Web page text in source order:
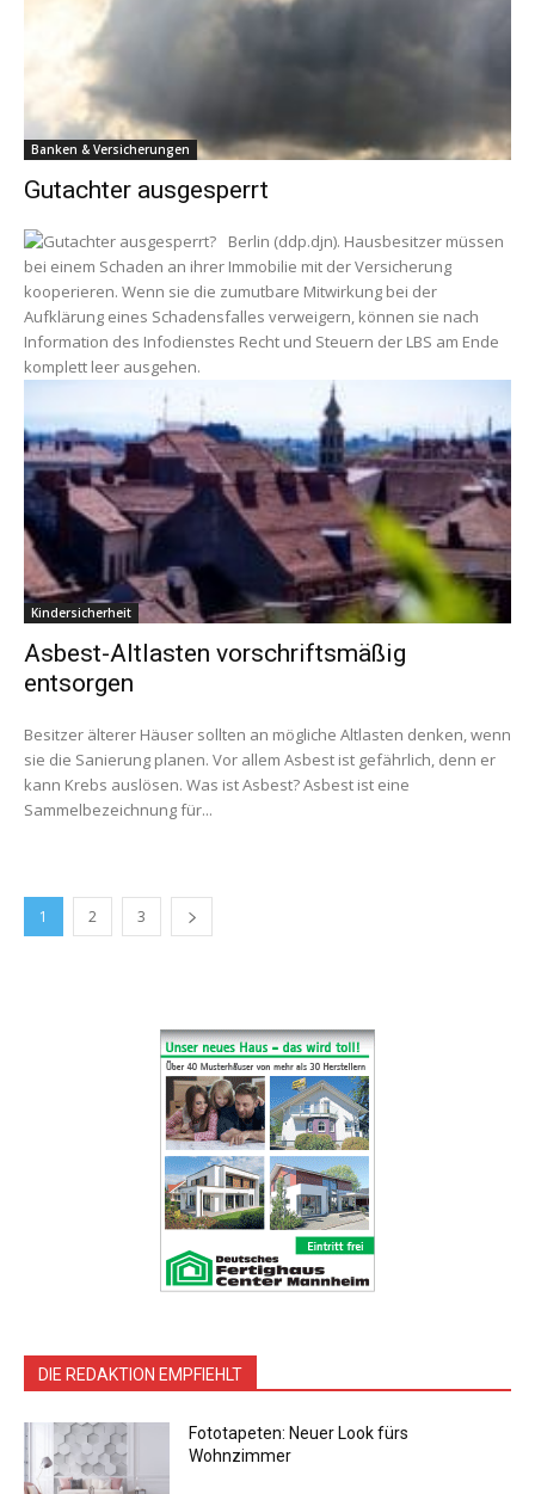
Banken & Versicherungen
Gutachter ausgesperrt
Berlin (ddp.djn). Hausbesitzer müssen
bei einem Schaden an ihrer Immobilie mit der Versicherung
kooperieren. Wenn sie die zumutbare Mitwirkung bei der
Aufklärung eines Schadensfalles verweigern, können sie nach
Information des Infodienstes Recht und Steuern der LBS am Ende
komplett leer ausgehen.
Kindersicherheit
Asbest-Altlasten vorschriftsmäßig
entsorgen
Besitzer älterer Häuser sollten an mögliche Altlasten denken, wenn
sie die Sanierung planen. Vor allem Asbest ist gefährlich, denn er
kann Krebs auslösen. Was ist Asbest? Asbest ist eine
Sammelbezeichnung für...
1 2 3
DIE REDAKTION EMPFIEHLT
Fototapeten: Neuer Look fürs
Wohnzimmer